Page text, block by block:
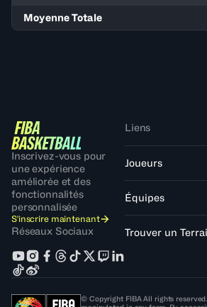
Moyenne Totale
Inscrivez-vous pour
une expérience
améliorée et des
fonctionnalités
personnalisée
S'inscrire maintenant
Réseaux Sociaux
Liens
Joueurs
Équipes
Trouver un
© Copyright FIBA All rights